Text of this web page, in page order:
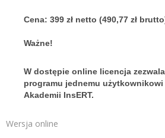
Cena: 399 zł netto (490,77 zł
Ważne!
W dostępie online licencja
programu jednemu
Akademii InsERT.
Wersja online